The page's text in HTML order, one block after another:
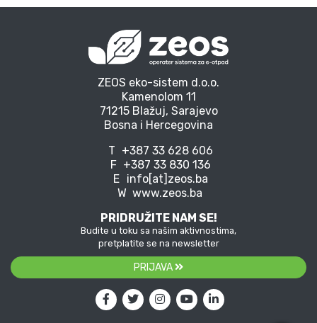
ZEOS eko-sistem d.o.o.
Kamenolom 11
71215 Blažuj, Sarajevo
Bosna i Hercegovina
T +387 33 628 606
F +387 33 830 136
E info[at]zeos.ba
W www.zeos.ba
PRIDRUŽITE NAM SE!
Budite u toku sa našim aktivnostima,
pretplatite se na newsletter
PRIJAVA